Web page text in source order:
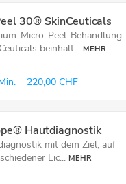
30® SkinCeuticals
Micro-Peel-Behandlung
beinhalt... MEHR
220,00 CHF
Hautdiagnostik
mit dem Ziel, auf
Lic... MEHR